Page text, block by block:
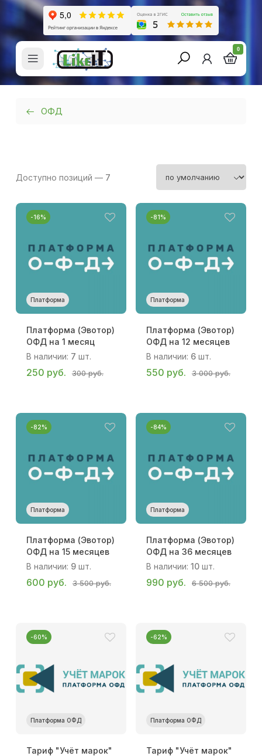
0
ОФД
Доступно позиций — 7
-16%
Платформа
Платформа (Эвотор)
ОФД на 1 месяц
В наличии: 7 шт.
250 руб. 300 руб.
-81%
Платформа
Платформа (Эвотор)
ОФД на 12 месяцев
В наличии: 6шт.
550 руб. 3 000 руб.
-82%
Платформа
Платформа (Эвотор)
ОФД на 15 месяцев
В наличии: 9шт.
600 руб. 3 500 руб.
-84%
Платформа
Платформа (Эвотор)
ОФД на 36 месяцев
В наличии: 10шт.
990 руб. 6 500 руб.
-60%
Платформа ОФД
Тариф "Учёт марок"
-62%
Платформа ОФД
Тариф "Учёт марок"